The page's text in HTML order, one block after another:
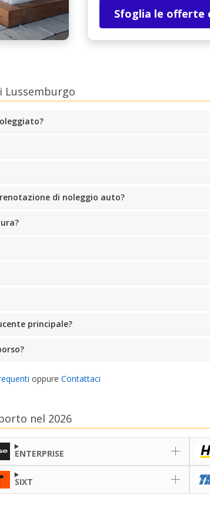
Sfoglia le offerte
Lussemburgo
di noleggio auto?
principale?
oppure Contattaci
nel 2026
ENTERPRISE
SIXT